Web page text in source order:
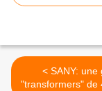
< SANY: une grue
"transformers" de